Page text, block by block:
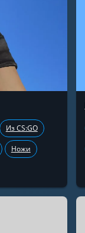
Из CS:GO
Ножи